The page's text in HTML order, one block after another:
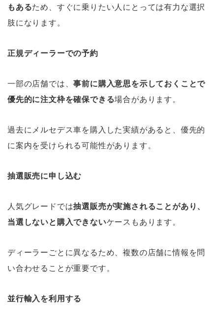
もあるため、すぐに乗りたい人にとっては有力な選択
肢になります。
正規ディーラーでの予約
一部の店舗では、事前に購入意思を示しておくことで
優先的に注文枠を確保できる場合があります。
過去にメルセデス車を購入した実績があると、優先的
に案内を受けられる可能性があります。
抽選販売に申し込む
人気グレードでは抽選販売が実施されることがあり、
当選しないと購入できないケースもあります。
ディーラーごとに異なるため、複数の店舗に情報を問
い合わせることが重要です。
並行輸入を利用する